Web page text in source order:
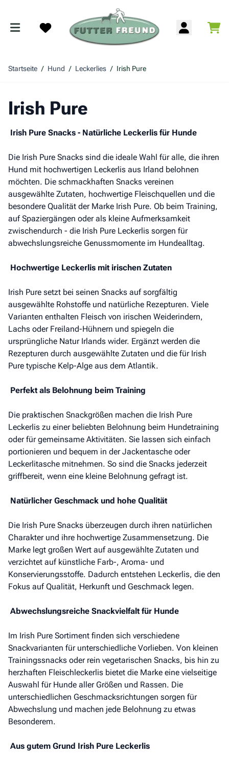
Startseite / Hund / Leckerlies / Irish Pure
Irish Pure
Irish Pure Snacks - Natürliche Leckerlis für Hunde
Die Irish Pure Snacks sind die ideale Wahl für alle, die ihren
Hund mit hochwertigen Leckerlis aus Irland belohnen
möchten. Die schmackhaften Snacks vereinen
ausgewählte Zutaten, hochwertige Fleischquellen und die
besondere Qualität der Marke Irish Pure. Ob beim Training,
auf Spaziergängen oder als kleine Aufmerksamkeit
zwischendurch - die Irish Pure Leckerlis sorgen für
abwechslungsreiche Genussmomente im Hundealltag.
Hochwertige Leckerlis mit irischen Zutaten
Irish Pure setzt bei seinen Snacks auf sorgfältig
ausgewählte Rohstoffe und natürliche Rezepturen. Viele
Varianten enthalten Fleisch von irischen Weiderindern,
Lachs oder Freiland-Hühnern und spiegeln die
ursprüngliche Natur Irlands wider. Ergänzt werden die
Rezepturen durch ausgewählte Zutaten und die für Irish
Pure typische Kelp-Alge aus dem Atlantik.
Perfekt als Belohnung beim Training
Die praktischen Snackgrößen machen die Irish Pure
Leckerlis zu einer beliebten Belohnung beim Hundetraining
oder für gemeinsame Aktivitäten. Sie lassen sich einfach
portionieren und bequem in der Jackentasche oder
Leckerlitasche mitnehmen. So sind die Snacks jederzeit
griffbereit, wenn eine kleine Belohnung gefragt ist.
Natürlicher Geschmack und hohe Qualität
Die Irish Pure Snacks überzeugen durch ihren natürlichen
Charakter und ihre hochwertige Zusammensetzung. Die
Marke legt großen Wert auf ausgewählte Zutaten und
verzichtet auf künstliche Farb-, Aroma- und
Konservierungsstoffe. Dadurch entstehen Leckerlis, die den
Fokus auf Qualität, Herkunft und Geschmack legen.
Abwechslungsreiche Snackvielfalt für Hunde
Im Irish Pure Sortiment finden sich verschiedene
Snackvarianten für unterschiedliche Vorlieben. Von kleinen
Trainingssnacks oder rein vegetarischen Snacks, bis hin zu
herzhaften Fleischleckerlis bietet die Marke eine vielseitige
Auswahl für Hunde aller Größen und Rassen. Die
unterschiedlichen Geschmacksrichtungen sorgen für
Abwechslung und machen jede Belohnung zu etwas
Besonderem.
Aus gutem Grund Irish Pure Leckerlis